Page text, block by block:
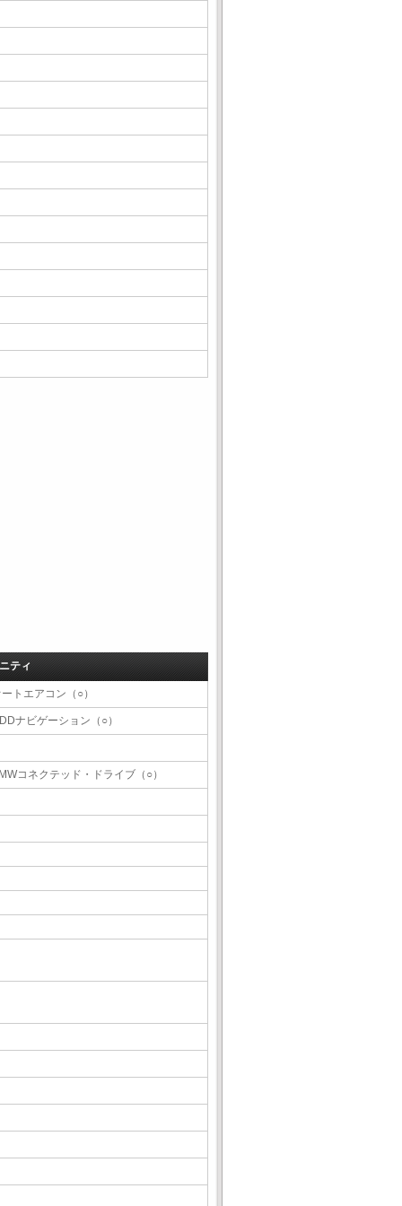
ティ
ートエアコン（○）
ナビゲーション（○）
コネクテッド・ドライブ（○）